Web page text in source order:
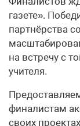
газете».
партнёрства
на встречу с
учителя.
финалистам
своих